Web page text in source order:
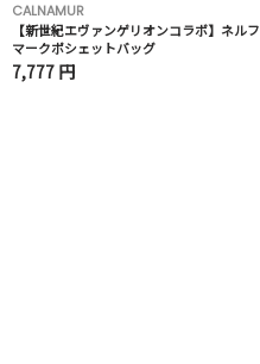
CALNAMUR
【新世紀エヴァンゲリオンコラボ】ネルフ
マークポシェットバッグ
7,777 円